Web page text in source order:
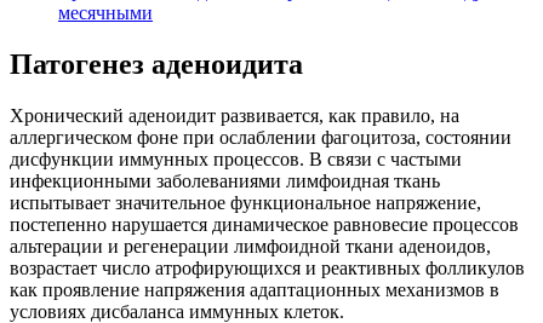
месячными
Патогенез аденоидита
Хронический аденоидит развивается, как правило, на
аллергическом фоне при ослаблении фагоцитоза, состоянии
дисфункции иммунных процессов. В связи с частыми
инфекционными заболеваниями лимфоидная ткань
испытывает значительное функциональное напряжение,
постепенно нарушается динамическое равновесие процессов
альтерации и регенерации лимфоидной ткани аденоидов,
возрастает число атрофирующихся и реактивных фолликулов
как проявление напряжения адаптационных механизмов в
условиях дисбаланса иммунных клеток.